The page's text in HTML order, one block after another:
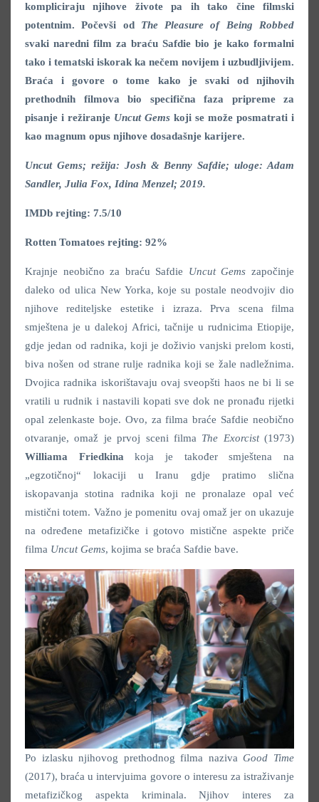
kompliciraju njihove živote pa ih tako čine filmski
potentnim. Počevši od The Pleasure of Being Robbed
svaki naredni film za braću Safdie bio je kako formalni
tako i tematski iskorak ka nečem novijem i uzbudljivijem.
Braća i govore o tome kako je svaki od njihovih
prethodnih filmova bio specifična faza pripreme za
pisanje i režiranje Uncut Gems koji se može posmatrati i
kao magnum opus njihove dosadašnje karijere.
Uncut Gems; režija: Josh & Benny Safdie; uloge: Adam
Sandler, Julia Fox, Idina Menzel; 2019.
IMDb rejting: 7.5/10
Rotten Tomatoes rejting: 92%
Krajnje neobično za braću Safdie Uncut Gems započinje
daleko od ulica New Yorka, koje su postale neodvojiv dio
njihove rediteljske estetike i izraza. Prva scena filma
smještena je u dalekoj Africi, tačnije u rudnicima Etiopije,
gdje jedan od radnika, koji je doživio vanjski prelom kosti,
biva nošen od strane rulje radnika koji se žale nadležnima.
Dvojica radnika iskorištavaju ovaj sveopšti haos ne bi li se
vratili u rudnik i nastavili kopati sve dok ne pronađu rijetki
opal zelenkaste boje. Ovo, za filma braće Safdie neobično
otvaranje, omaž je prvoj sceni filma The Exorcist(1973)
Williama Friedkina koja je također smještena na
„egzotičnoj“ lokaciji u Iranu gdje pratimo slična
iskopavanja stotina radnika koji ne pronalaze opal već
mistični totem. Važno je pomenitu ovaj omaž jer on ukazuje
na određene metafizičke i gotovo mistične aspekte priče
filma Uncut Gems, kojima se braća Safdie bave.
Po izlasku njihovog prethodnog filma nazivaGood Time
(2017), braća u intervjuima govore o interesu za istraživanje
metafizičkog aspekta kriminala. Njihov interes za